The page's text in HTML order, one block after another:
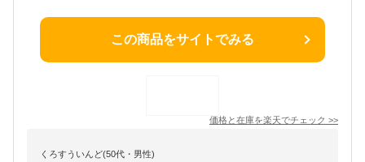
この商品をサイトでみる
価格と在庫を楽天でチェック >>
くろすういんど(50代・男性)